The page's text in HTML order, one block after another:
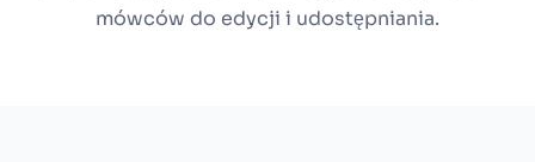
mówców do edycji i udostępniania.